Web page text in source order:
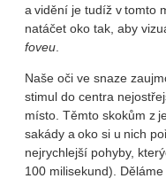
a vidění je tudíž v tomto
natáčet oko tak, aby
foveu
Naše oči ve snaze
stimul do centra
místo. Těmto skokům z
sakády a oko si u nich
nejrychlejší pohyby,
100 milisekund).